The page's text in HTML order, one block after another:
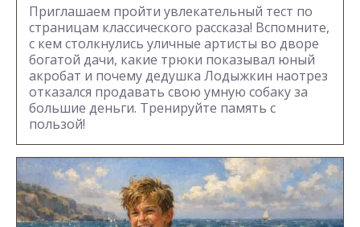
Приглашаем пройти увлекательный тест по
страницам классического рассказа! Вспомните,
с кем столкнулись уличные артисты во дворе
богатой дачи, какие трюки показывал юный
акробат и почему дедушка Лодыжкин наотрез
отказался продавать свою умную собаку за
большие деньги. Тренируйте память с
пользой!